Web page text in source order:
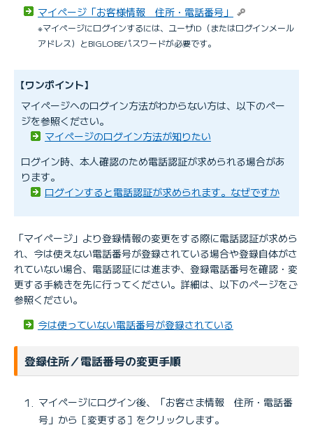
マイページ「お客様情報 住所・電話番号」
※マイページにログインするには、ユーザID（またはログインメール
アドレス）とBIGLOBEパスワードが必要です。
【ワンポイント】
マイページへのログイン方法がわからない方は、以下のペー
ジを参照ください。
マイページのログイン方法が知りたい
ログイン時、本人確認のため電話認証が求められる場合があ
ります。
ログインすると電話認証が求められます。なぜですか
「マイページ」より登録情報の変更をする際に電話認証が求めら
れ、今は使えない電話番号が登録されている場合や登録自体がさ
れていない場合、電話認証には進まず、登録電話番号を確認・変
更する手続きを先に行ってください。詳細は、以下のページをご
参照ください。
今は使っていない電話番号が登録されている
登録住所／電話番号の変更手順
マイページにログイン後、「お客さま情報 住所・電話番
号」から［変更する］をクリックします。